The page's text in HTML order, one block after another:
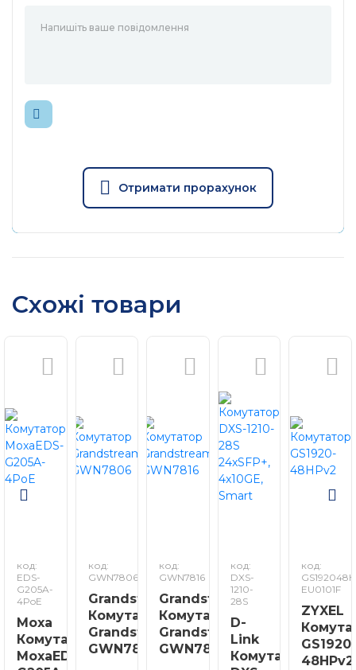
Отримати прорахунок
Схожі товари
код:
EDS-
G205A-
4PoE
Moxa
Комутатор
MoxaEDS-
код:
GWN7806
Grandstream
Комутатор
Grandstream
GWN7806
код:
GWN7816
Grandstream
Комутатор
Grandstream
GWN7816
код:
DXS-
1210-
28S
D-
Link
Комутатор
код:
EU0101F
ZYXEL
48HPv2